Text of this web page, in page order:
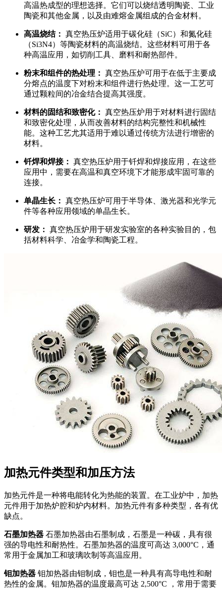
高温热成型的理想选择。它们可以烧结透明陶瓷、工业
陶瓷和其他金属，以及由难熔金属组成的合金材料。
高温烧结： 真空热压炉适用于碳化硅（SiC）和氮化硅
（Si3N4）等陶瓷材料的高温烧结。这些材料可用于各
种高温应用，如切削工具、磨料和耐热部件。
粉末和组件的热处理： 真空热压炉可用于在低于主要成
分熔点的温度下对粉末和组件进行热处理。这一工艺可
通过颗粒间的冶金结合提高其强度。
材料的固结和致密化： 真空热压炉用于对材料进行固结
和致密化处理，从而改善材料的结构完整性和机械性
能。这种工艺尤其适用于难以通过传统方法进行增密的
材料。
钎焊和焊接： 真空热压炉用于钎焊和焊接应用，在这些
应用中，需要在高温和真空环境下才能形成牢固可靠的
连接。
单晶生长： 真空热压炉可用于半导体、激光器和光学元
件等各种应用领域的单晶生长。
研发： 真空热压炉用于研发实验室的各种实验目的，包
括材料科学、冶金学和陶瓷工程。
加热元件类型和加压方法
加热元件是一种将电能转化为热能的装置。在工业炉中，加热
元件用于加热炉腔和炉内材料。加热元件有多种类型，各有优
缺点。
石墨加热器 石墨加热器由石墨制成，石墨是一种碳，具有很
强的导电性和耐热性。石墨加热器的温度可高达 3,000°C，通
常用于金属加工和玻璃吹制等高温应用。
钼加热器 钼加热器由钼制成，钼也是一种具有高导电性和耐
热性的金属。钼加热器的温度最高可达 2,500°C ，常用于需要